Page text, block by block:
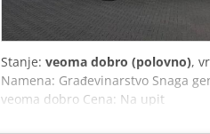
Stanje: veoma dobro (polovno),
Namena: Građevinarstvo Snaga
veoma dobro Cena: Na upit